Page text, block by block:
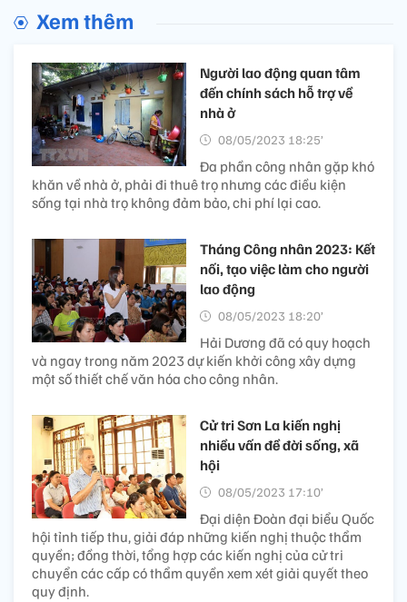
Xem thêm
Người lao động quan tâm
đến chính sách hỗ trợ về
nhà ở
08/05/2023 18:25’
Đa phần công nhân gặp khó
khăn về nhà ở, phải đi thuê trọ nhưng các điều kiện
sống tại nhà trọ không đảm bảo, chi phí lại cao.
Tháng Công nhân 2023: Kết
nối, tạo việc làm cho người
lao động
08/05/2023 18:20’
Hải Dương đã có quy hoạch
và ngay trong năm 2023 dự kiến khởi công xây dựng
một số thiết chế văn hóa cho công nhân.
Cử tri Sơn La kiến nghị
nhiều vấn đề đời sống, xã
hội
08/05/2023 17:10’
Đại diện Đoàn đại biểu Quốc
hội tỉnh tiếp thu, giải đáp những kiến nghị thuộc thẩm
quyền; đồng thời, tổng hợp các kiến nghị của cử tri
chuyển các cấp có thẩm quyền xem xét giải quyết theo
quy định.